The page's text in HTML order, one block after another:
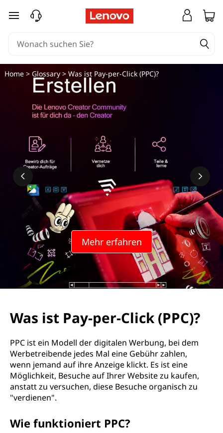
W
-
zum Hauptinhalt springen
Mehr erfahren
Home> Glossary> Was ist Pay-per-Click (PPC)?
Was ist Pay-per-Click (PPC)?
PPC ist ein Modell der digitalen Werbung, bei dem
Werbetreibende jedes Mal eine Gebühr zahlen,
wenn jemand auf ihre Anzeige klickt. Es ist eine
Möglichkeit, Besuche auf Ihrer Website zu kaufen,
anstatt zu versuchen, diese Besuche organisch zu
"verdienen".
Wie funktioniert PPC?